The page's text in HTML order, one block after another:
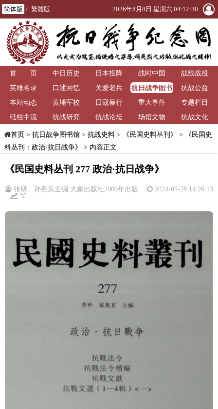
简体版 / 繁體版 2026年8月8日 星期六 04:12:30
首 页 中日历史 日本投降 战时中国
战线战役
英雄名录
口述回忆 关爱老兵
抗日战争图书
馆
抗战公益
本站动态
黄埔军校 日寇暴行 重大事件
专题栏目
砥柱中流
抗战研究 抗战论坛 场馆文物 抗战文化
首页> 抗日战争图书馆> 抗战史料> 《民国史料丛刊》 >
《民国史
料丛刊：政治·抗日战争》
> 内容正文
《民国史料丛刊 277 政治·抗日战争》
张研、孙燕京主编 大象出版社2009年出版
2024-05-28 14:26:13
℃